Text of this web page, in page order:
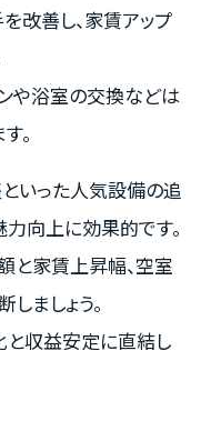
改善し、家賃アップ
や浴室の交換などは
。
いった人気設備の追
向上に効果的です。
と家賃上昇幅、空室
ましょう。
と収益安定に直結し